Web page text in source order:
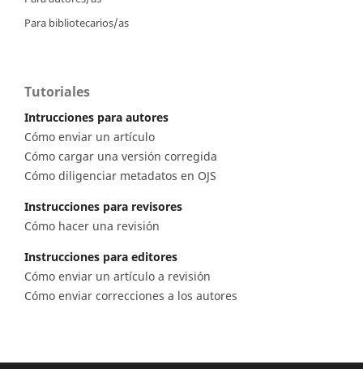
Para bibliotecarios/as
Tutoriales
Intrucciones para autores
Cómo enviar un artículo
Cómo cargar una versión corregida
Cómo diligenciar metadatos en OJS
Instrucciones para revisores
Cómo hacer una revisión
Instrucciones para editores
Cómo enviar un artículo a revisión
Cómo enviar correcciones a los autores